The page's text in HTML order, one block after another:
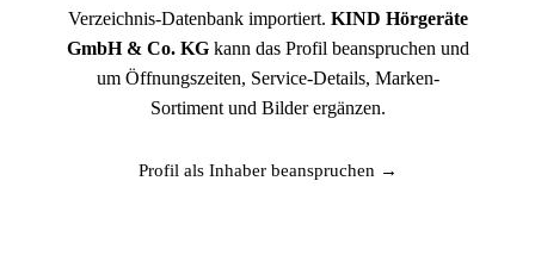
Verzeichnis-Datenbank importiert. KIND Hörgeräte
GmbH & Co. KGkann das Profil beanspruchen und
um Öffnungszeiten, Service-Details, Marken-
Sortiment und Bilder ergänzen.
Profil als Inhaber beanspruchen →